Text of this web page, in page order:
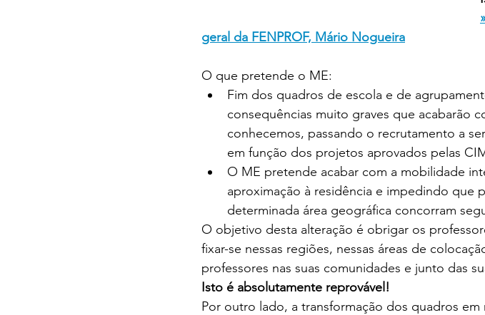
geral da FENPROF, Mário Nogueira
O que pretende o ME:
Fim dos quadros de escola e de
consequências muito graves que acabarão
conhecemos, passando o recrutamento a
em função dos projetos aprovados pelas
O ME pretende acabar com a mobilidade
aproximação à residência e impedindo que
determinada área geográfica concorram
O objetivo desta alteração é obrigar os
fixar-se nessas regiões, nessas áreas de
professores nas suas comunidades e junto das
Isto é absolutamente reprovável!
Por outro lado, a transformação dos quadros